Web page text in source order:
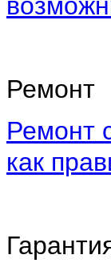
Ремонт
Ремонт
как